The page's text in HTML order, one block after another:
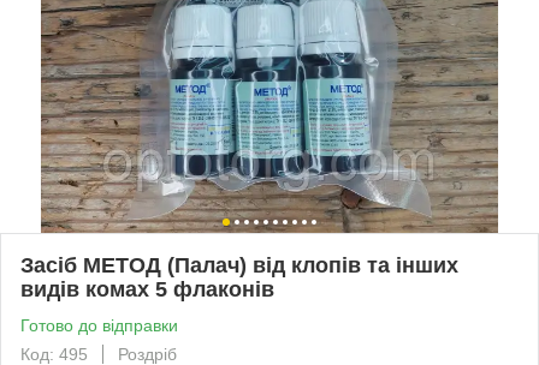
Засіб МЕТОД (Палач) від клопів та інших
видів комах 5 флаконів
Готово до відправки
Код: 495
Роздріб